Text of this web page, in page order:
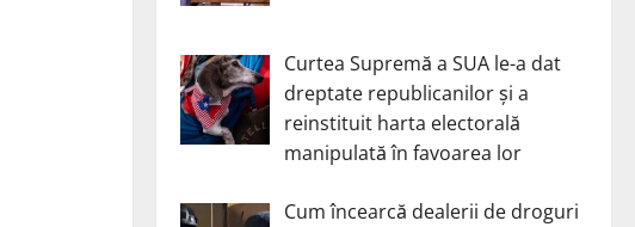
Curtea Supremă a SUA le-a dat
dreptate republicanilor și a
reinstituit harta electorală
manipulată în favoarea lor
Cum încearcă dealerii de droguri